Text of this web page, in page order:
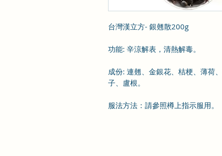
台灣漢立方- 銀翹散200g
功能: 辛涼解表，清熱解毒。
成份: 連翹、 金銀花、 桔梗、 薄荷、
子、 盧根。
服法方法： 請參照樽上指示服用。